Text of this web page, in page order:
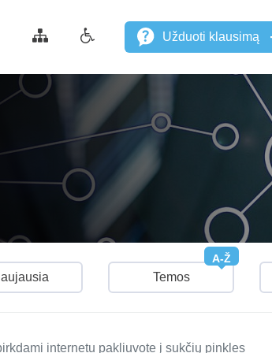
Užduoti klausimą
Temos
A-Ž
internetu pakliuvote į sukčių pinkles